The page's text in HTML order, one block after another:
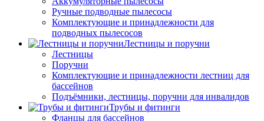
Ручные подводные пылесосы
Комплектующие и принадлежности для
подводных пылесосов
Лестницы и поручни
Лестницы
Поручни
Комплектующие и принадлежности лестниц для
бассейнов
Подъёмники, лестницы, поручни для инвалидов
Трубы и фитинги
Фланцы для бассейнов